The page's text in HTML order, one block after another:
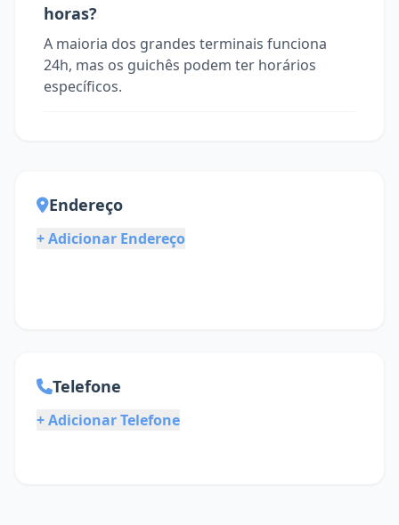
horas?
A maioria dos grandes terminais funciona
24h, mas os guichês podem ter horários
específicos.
Endereço
+ Adicionar Endereço
Telefone
+ Adicionar Telefone